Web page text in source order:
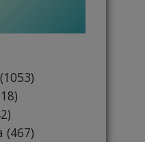
(1053)
(467)